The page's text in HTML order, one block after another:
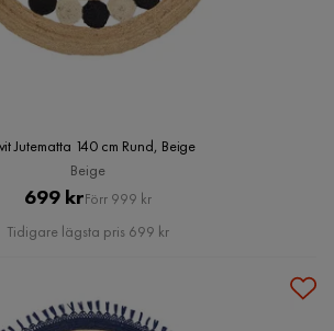
Jutematta 140 cm Rund, Beige
Beige
Pris
699 krOriginal
Pris
Förr 999 kr
Tidigare lägsta pris 699 kr